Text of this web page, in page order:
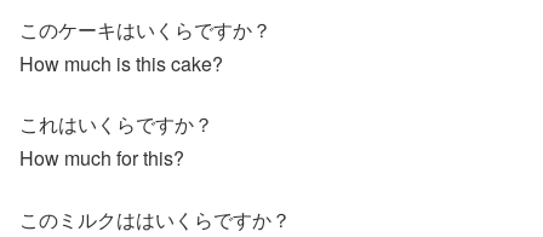
このケーキはいくらですか？
How much is this cake?
これはいくらですか？
How much for this?
このミルクははいくらですか？